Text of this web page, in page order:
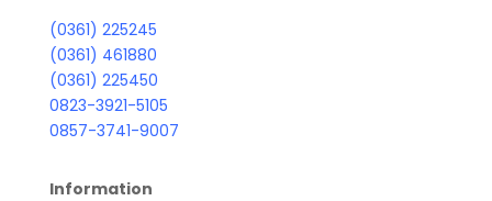
(0361) 225245
(0361) 461880
(0361) 225450
0823-3921-5105
0857-3741-9007
Information